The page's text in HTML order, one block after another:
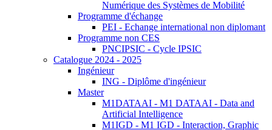
Numérique des Systèmes de Mobilité
Programme d'échange
PEI - Echange international non diplomant
Programme non CES
PNCIPSIC - Cycle IPSIC
Catalogue 2024 - 2025
Ingénieur
ING - Diplôme d'ingénieur
Master
M1DATAAI - M1 DATAAI - Data and
Artificial Intelligence
M1IGD - M1 IGD - Interaction, Graphic